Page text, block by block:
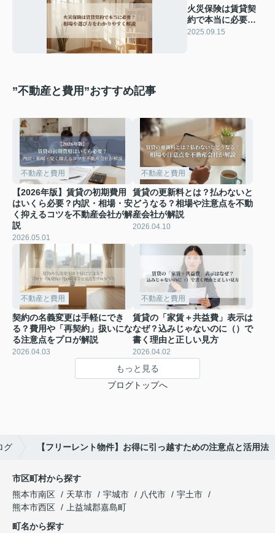
火災保険は賃貸契
約で本当に必要？
相場や選び方をわ
2025.09.15
”不動産と費用”おすすめ記事
不動産と費用
【2026年版】賃貸の初期費用
はいくら必要？内訳・相場・安
く抑えるコツを不動産会社が解
説
2026.05.01
不動産と費用
賃貸の更新料とは？払わないと
どうなる？相場や注意点を不動
産会社が解説
2026.04.10
不動産と費用
契約の名義変更は手軽にでき
る？費用や「再契約」扱いにな
る注意点をプロが解説
2026.04.03
不動産と費用
賃貸の「家賃＋共益費」表示は
なぜ？込みじゃないのに（）で
書く理由と正しい見方
2026.04.02
もっと見る
ブログトップへ
グ 【フリーレント物件】お得に引っ越すための注意点と活用法
市区町村から探す
熊本市南区
天草市 宇城市 八代市
宇土市
熊本市西区
上益城郡嘉島町
町名から探す